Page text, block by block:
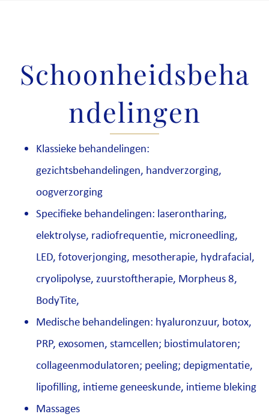
Schoonheidsbeha
ndelingen
Klassieke behandelingen:
gezichtsbehandelingen, handverzorging,
oogverzorging
Specifieke behandelingen: laserontharing,
elektrolyse, radiofrequentie, microneedling,
LED, fotoverjonging, mesotherapie, hydrafacial,
cryolipolyse, zuurstoftherapie, Morpheus 8,
BodyTite,
Medische behandelingen: hyaluronzuur, botox,
PRP, exosomen, stamcellen; biostimulatoren;
collageenmodulatoren; peeling; depigmentatie,
lipofilling, intieme geneeskunde, intieme bleking
Massages